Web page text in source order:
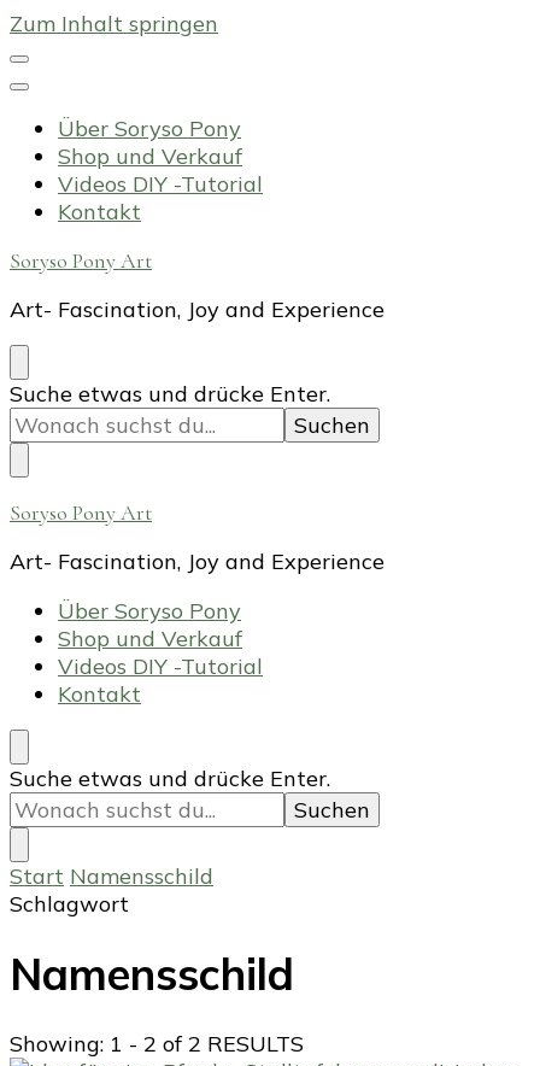
Zum Inhalt springen
Über Soryso Pony
Shop und Verkauf
Videos DIY -Tutorial
Kontakt
Soryso Pony Art
Art- Fascination, Joy and Experience
Suchst
du
nach
etwas?
Suche etwas und drücke Enter.
Soryso Pony Art
Art- Fascination, Joy and Experience
Über Soryso Pony
Shop und Verkauf
Videos DIY -Tutorial
Kontakt
Suchst
du
nach
etwas?
Suche etwas und drücke Enter.
Start Namensschild
Schlagwort
Namensschild
Showing: 1 - 2 of 2 RESULTS